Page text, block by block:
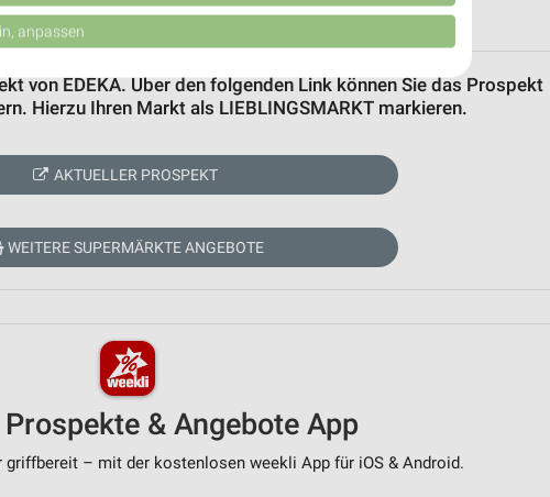
von EDEKA. Über den folgenden Link können Sie das Prospekt
Hierzu Ihren Markt als LIEBLINGSMARKT markieren.
AKTUELLER PROSPEKT
WEITERE SUPERMÄRKTE ANGEBOTE
& Angebote App
griffbereit – mit der kostenlosen weekli App für iOS & Android.
Inhalte
anpassen